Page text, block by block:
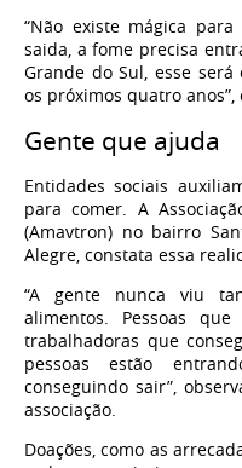
“Não existe mágica
saida, a fome precisa
Grande do Sul, esse
os próximos quatro anos”,
Gente que ajuda
Entidades sociais
para comer. A
(Amavtron) no bairro
Alegre, constata essa
“A gente nunca viu
alimentos. Pessoas
trabalhadoras que
pessoas estão
conseguindo sair”,
associação.
Doações, como as